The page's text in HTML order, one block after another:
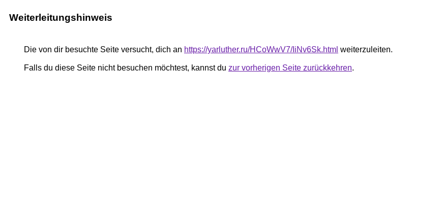
Weiterleitungshinweis
Die von dir besuchte Seite versucht, dich an https://yarluther.ru/HCoWwV7/IiNv6Sk.html weiterzuleiten.
Falls du diese Seite nicht besuchen möchtest, kannst du zur vorherigen Seite zurückkehren.